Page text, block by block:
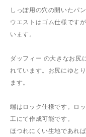
しっぽ用の穴の開いたパン
ウエストはゴム仕様です
います。
ダッフィー の大きなお尻
れています。お尻にゆと
ます。
端はロック仕様です。ロ
工にて作成可能です。
ほつれにくい生地であれ